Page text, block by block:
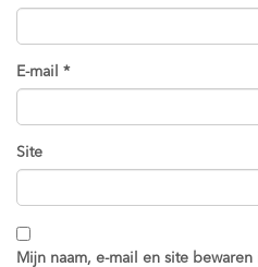
E-mail *
Site
Mijn naam, e-mail en site